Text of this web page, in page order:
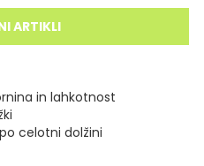
ARTIKLI
in lahkotnost
celotni dolžini